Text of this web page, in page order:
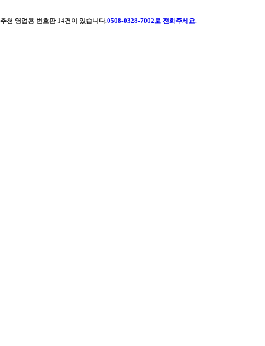
추천 영업용 번호판 14건이 있습니다.0508-0328-7002 로 전화주세요.